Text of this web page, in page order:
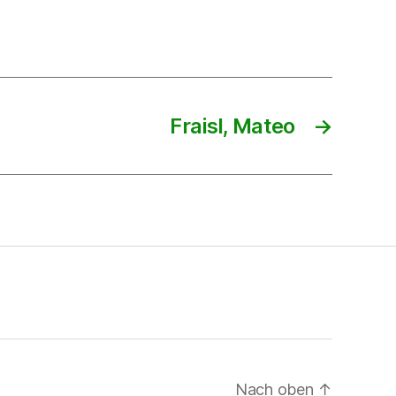
→
Fraisl, Mateo
Nach oben ↑